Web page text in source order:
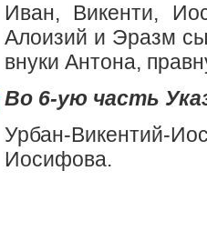
Иван, Викенти,
Алоизий и Эразм
внуки Антона,
Во6-ую часть
Урбан-Викентий-
Иосифова.